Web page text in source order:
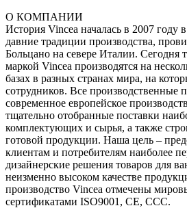
О КОМПАНИИ
История Vincea началась в 2007
давние традиции производства,
Больцано на севере Италии. Сегодня
маркой Vincea производятся на
базах в разных странах мира, на
сотрудников. Все производственные
современное европейское
тщательно отобранные поставки
комплектующих и сырья, а также
готовой продукции. Наша цель –
клиентам и потребителям наиболее
дизайнерские решения товаров для
неизменно высоком качестве
производство Vincea отмечены
сертификатами ISO9001, CE, CCC.